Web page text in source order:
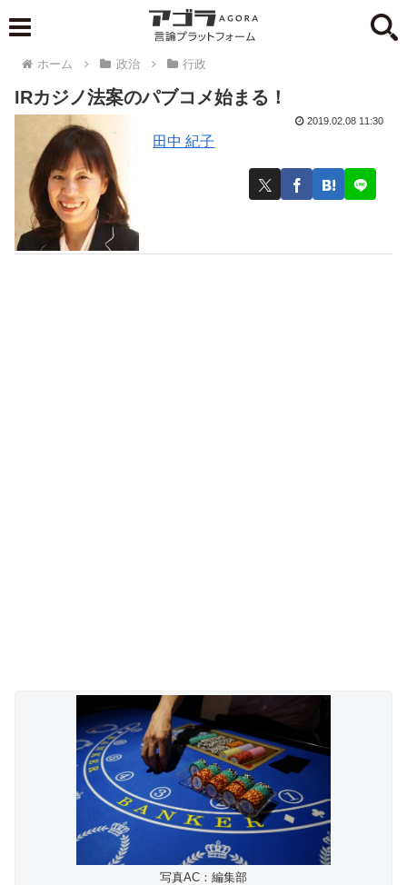
ホーム 政治 行政
IRカジノ法案のパブコメ始まる！
田中 紀子
2019.02.08 11:30
写真AC：編集部